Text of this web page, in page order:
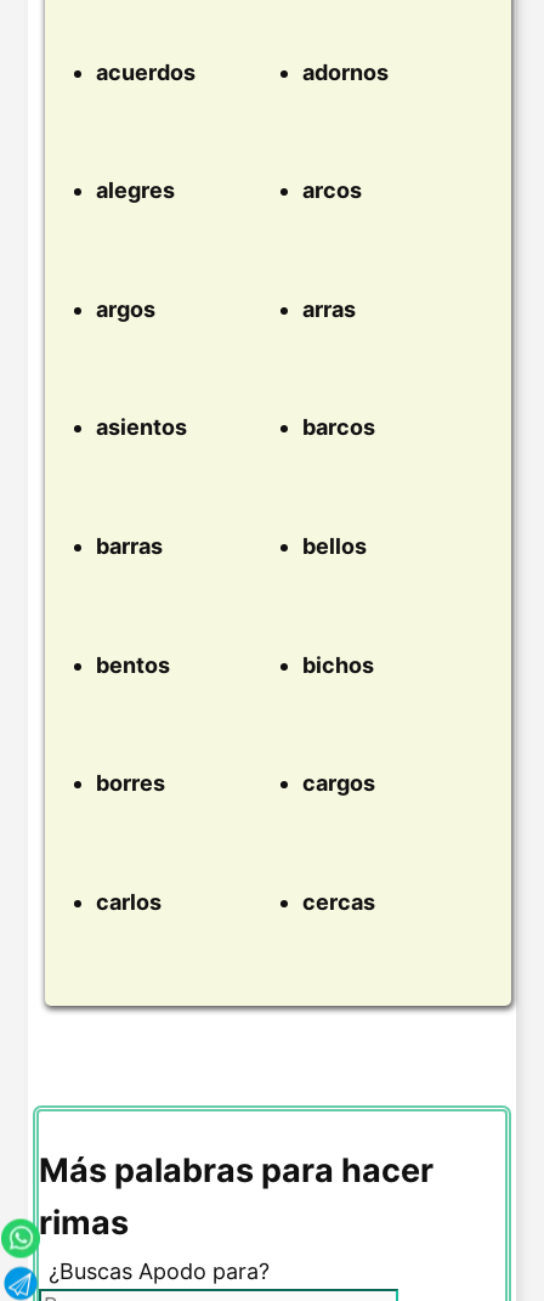
acuerdos adornos
alegres arcos
argos arras
asientos barcos
barras bellos
bentos bichos
borres cargos
carlos cercas
Más palabras para hacer
rimas
¿Buscas Apodo para?